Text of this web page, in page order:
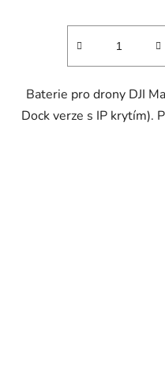
Baterie pro drony DJI
Dock verze s IP krytím).